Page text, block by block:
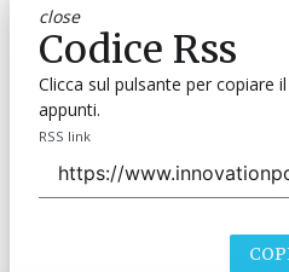
close
Codice Rss
Clicca sul pulsante per copiare il
appunti.
RSS link